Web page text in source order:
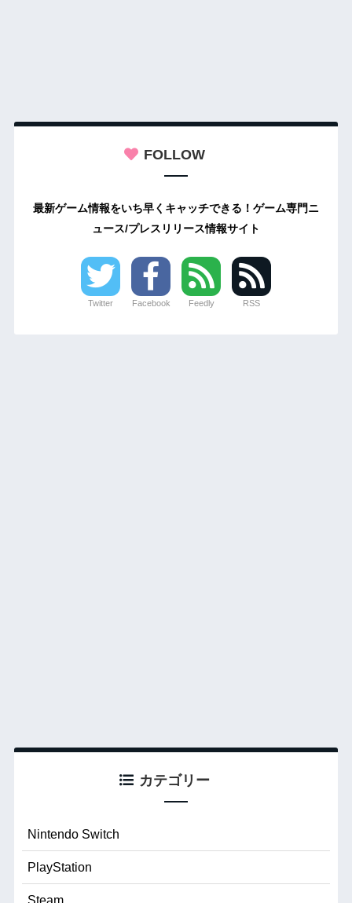
FOLLOW
最新ゲーム情報をいち早くキャッチできる！ゲーム専門ニ
ュース/プレスリリース情報サイト
Twitter Facebook Feedly RSS
カテゴリー
Nintendo Switch
PlayStation